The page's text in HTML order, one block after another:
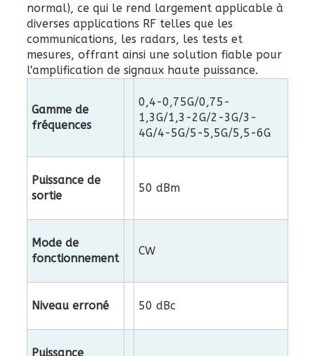
normal), ce qui le rend largement applicable à
diverses applications RF telles que les
communications, les radars, les tests et
mesures, offrant ainsi une solution fiable pour
l'amplification de signaux haute puissance.
Gamme de
fréquences
0,4-0,75G/0,75-
1,3G/1,3-2G/2-3G/3-
4G/4-5G/5-5,5G/5,5-6G
Puissance de
sortie
50 dBm
Mode de
fonctionnement
CW
Niveau erroné 50 dBc
Puissance